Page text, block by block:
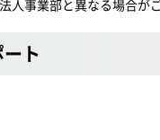
事業部と異なる場合がご
ト